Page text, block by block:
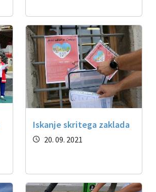
Iskanje skritega zaklada
20. 09. 2021